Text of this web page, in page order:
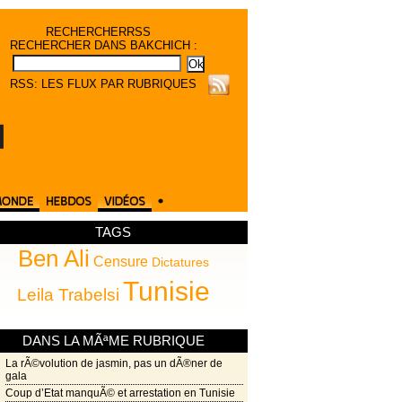
RECHERCHERRSS
RECHERCHER DANS BAKCHICH :
RSS: LES FLUX PAR RUBRIQUES
TAGS
Ben Ali
180) Censure
180) Dictatures
180)
Leila Trabelsi
180) Tunisie
180)
DANS LA MÃªME RUBRIQUE
La rÃ©volution de jasmin, pas un dÃ®ner de
gala
Coup d’Etat manquÃ© et arrestation en Tunisie